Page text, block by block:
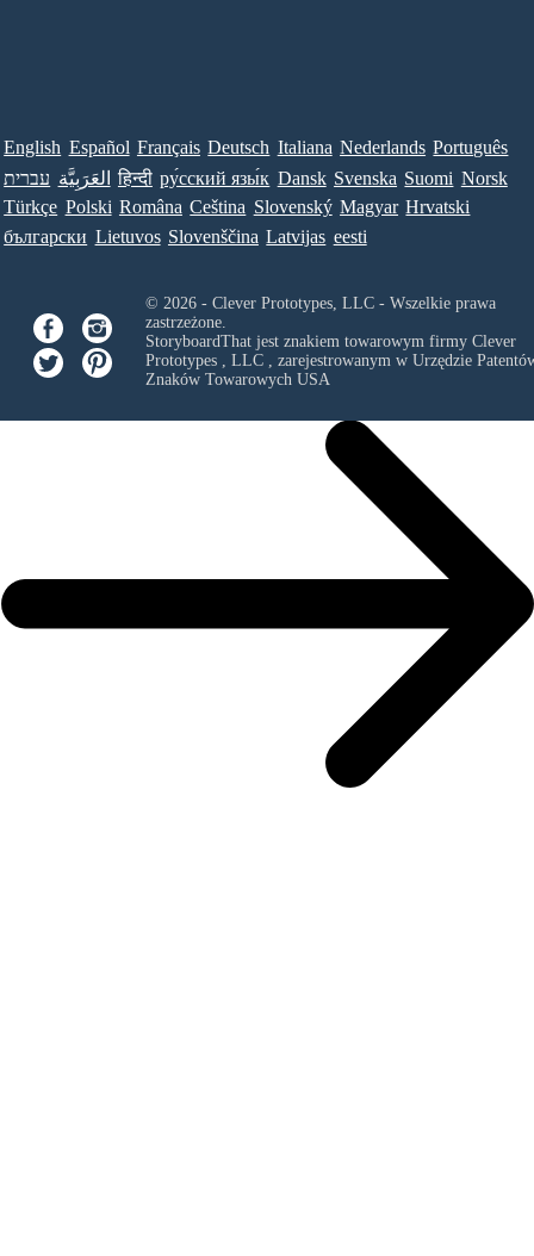
English Español Français Deutsch Italiana Nederlands Português
עברית العَرَبِيَّة हिन्दी ру́сский язы́к Dansk Svenska Suomi Norsk
Türkçe Polski Româna Ceština Slovenský Magyar Hrvatski
български Lietuvos Slovenščina Latvijas eesti
© 2026 - Clever Prototypes, LLC - Wszelkie prawa
zastrzeżone.
StoryboardThat jest znakiem towarowym firmy Clever
Prototypes , LLC, zarejestrowanym w Urzędzie
Znaków Towarowych USA